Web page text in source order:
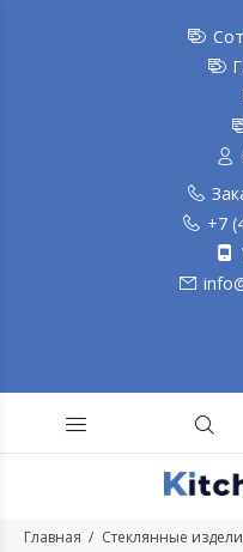
+7
Главная Стеклянные